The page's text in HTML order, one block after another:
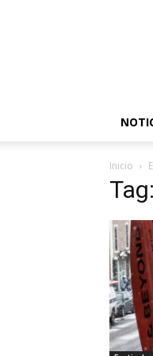
Inicio